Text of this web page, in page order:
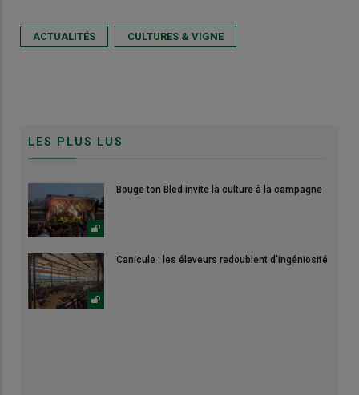
ACTUALITÉS CULTURES & VIGNE
LES PLUS LUS
Bouge ton Bled invite la culture à la campagne
Canicule : les éleveurs redoublent d'ingéniosité